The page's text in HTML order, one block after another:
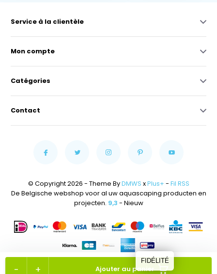
+
- Ajouter au panier
Service à la clientèle
Mon compte
Catégories
Contact
© Copyright 2026 - Theme ByDMWS xPlus+ - Fil RSS
De Belgische webshop voor al uw aquascaping producten en
projecten. 9,3 - Nieuw
FIDÉLITÉ